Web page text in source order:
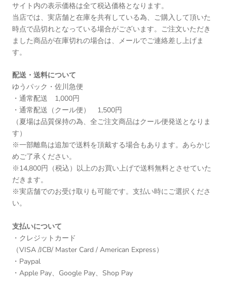
サイト内の表示価格は全て税込価格となります。
当店では、実店舗と在庫を共有している為、ご購入して頂いた
時点で品切れとなっている場合がございます。ご注文いただき
ました商品が在庫切れの場合は、メールでご連絡差し上げま
す。
配送・送料について
ゆうパック・佐川急便
・通常配送 1,000円
・通常配送（クール便） 1,500円
（夏場は品質保持の為、全ご注文商品はクール便発送となりま
す）
※一部離島は追加で送料を頂戴する場合もあります。あらかじ
めご了承ください。
※14,800円（税込）以上のお買い上げで送料無料とさせていた
だきます。
※実店舗でのお受け取りも可能です。支払い時にご選択くださ
い。
支払いについて
・クレジットカード
（VISA /JCB/ Master Card / American Express）
・Paypal
・Apple Pay、Google Pay、Shop Pay